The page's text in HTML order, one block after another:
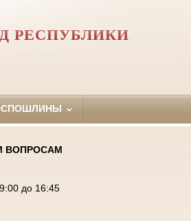
РЕСПУБЛИКИ
ВОПРОСАМ
до 16:45